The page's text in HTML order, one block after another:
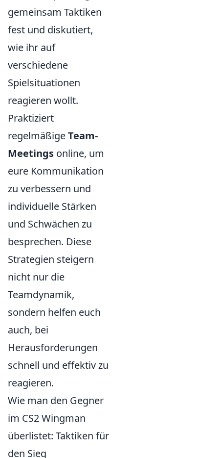
gemeinsam Taktiken
fest und diskutiert,
wie ihr auf
verschiedene
Spielsituationen
reagieren wollt.
Praktiziert
regelmäßigeTeam-
Meetings online, um
eure Kommunikation
zu verbessern und
individuelle Stärken
und Schwächen zu
besprechen. Diese
Strategien steigern
nicht nur die
Teamdynamik,
sondern helfen euch
auch, bei
Herausforderungen
schnell und effektiv zu
reagieren.
Wie man den Gegner
im CS2 Wingman
überlistet: Taktiken für
den Sieg